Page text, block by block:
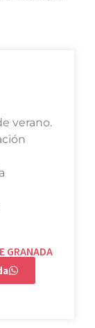
verano.
GRANADA